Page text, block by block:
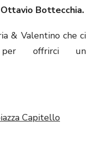
Bottecchia.
& Valentino che ci
per offrirci un
Capitello